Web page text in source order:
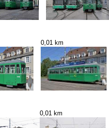
0,01 km
0,01 km